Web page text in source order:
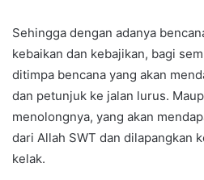
Sehingga dengan adanya
kebaikan dan kebajikan, bagi
ditimpa bencana yang akan
dan petunjuk ke jalan lurus.
menolongnya, yang akan
dari Allah SWT dan dilapangkan
kelak.